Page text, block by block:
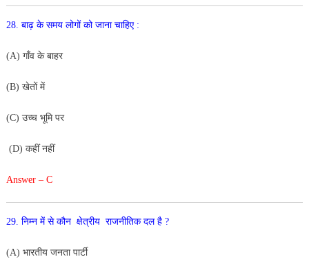
28. बाढ़ के समय लोगों को जाना चाहिए :
(A) गाँव के बाहर
(B) खेतों में
(C) उच्च भूमि पर
(D) कहीं नहीं
Answer – C
29. निम्न में से कौन क्षेत्रीय राजनीतिक दल है ?
(A) भारतीय जनता पार्टी